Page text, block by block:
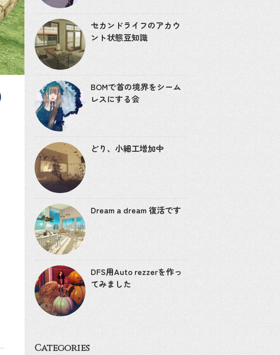
セカンドライフのアカウ
ント状態豆知識
BOMで首の境界をシーム
レスにする会
どり、小細工増加中
Dream a dream 復活です
DFS用Auto rezzerを作っ
てみました
Categories